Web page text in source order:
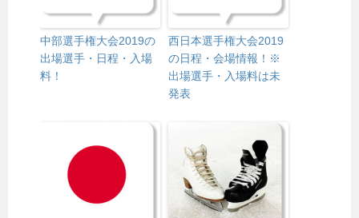
中部選手権大会2019の
出場選手・日程・入場
料！
西日本選手権大会2019
の日程・会場情報！※
出場選手・入場料は未
発表